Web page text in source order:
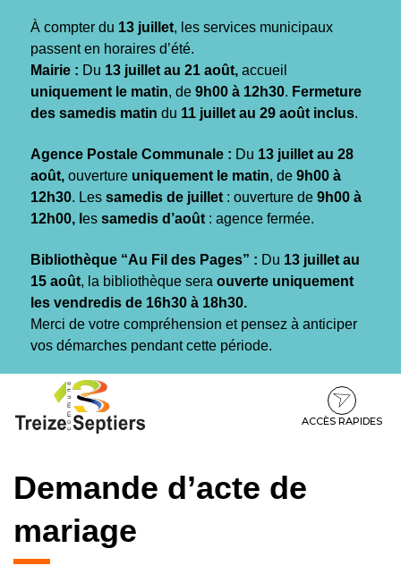
À compter du 13 juillet, les services municipaux
passent en horaires d’été.
Mairie : Du 13 juillet au 21 août, accueil
uniquement le matin, de 9h00 à 12h30. Fermeture
des samedis matin du 11 juillet au 29 août inclus.
Agence Postale Communale : Du 13 juillet au 28
août, ouverture uniquement le matin, de 9h00 à
12h30. Les samedis de juillet : ouverture de 9h00 à
12h00, l es samedis d’août : agence fermée.
Bibliothèque “Au Fil des Pages” : Du 13 juillet au
15 août, la bibliothèque sera ouverte uniquement
les vendredis de 16h30 à 18h30.
Merci de votre compréhension et pensez à anticiper
vos démarches pendant cette période.
contenu
pied
ACCÈS RAPIDES
Demande d’acte de
mariage